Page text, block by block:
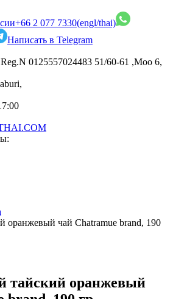
+66 2 077 7330(engl/thai)
Написать в Telegram
0125557024483 51/60-61 ,Moo 6,
оранжевый чай Chatramue brand, 190
тайский оранжевый